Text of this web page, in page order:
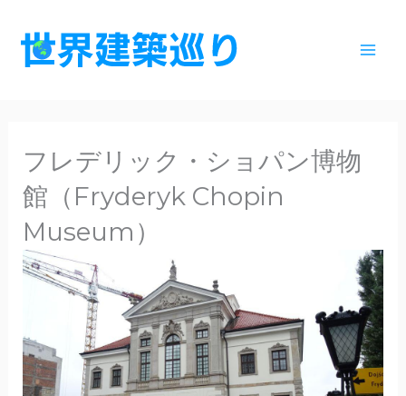
フレデリック・ショパン博物
館（Fryderyk Chopin
Museum）